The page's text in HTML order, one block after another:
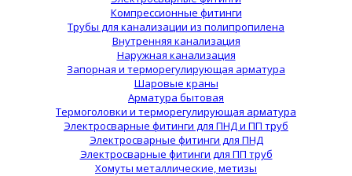
Компрессионные фитинги
Трубы для канализации из полипропилена
Внутренняя канализация
Наружная канализация
Запорная и терморегулирующая арматура
Шаровые краны
Арматура бытовая
Термоголовки и терморегулирующая арматура
Электросварные фитинги для ПНД и ПП труб
Электросварные фитинги для ПНД
Электросварные фитинги для ПП труб
Хомуты металлические, метизы